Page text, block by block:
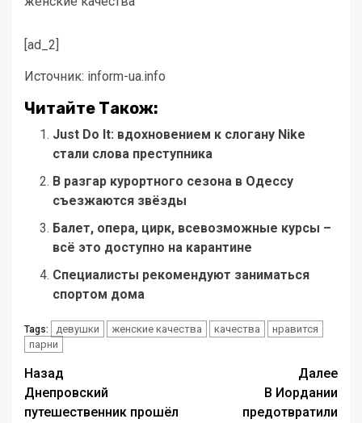
[ad_2]
Источник: inform-ua.info
Читайте Також:
Just Do It: вдохновением к слогану Nike
стали слова преступника
В разгар курортного сезона в Одессу
съезжаются звёзды
Балет, опера, цирк, всевозможные курсы –
всё это доступно на карантине
Специалисты рекомендуют заниматься
спортом дома
Tags: девушки женские качества качества
нравится
парни
Навигация
записи
Назад
Днепровский
путешественник прошёл
Далее
В Иордании
предотвратили